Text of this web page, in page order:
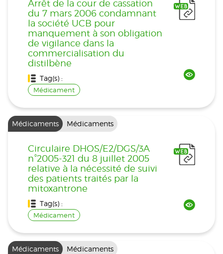
Arrêt de la cour de cassation
du 7 mars 2006 condamnant
la société UCB pour
manquement à son obligation
de vigilance dans la
commercialisation du
distilbène
Tag(s) :
Médicament
Médicaments Médicaments
Circulaire DHOS/E2/DGS/3A
n°2005-321 du 8 juillet 2005
relative à la nécessité de suivi
des patients traités par la
mitoxantrone
Tag(s) :
Médicament
Médicaments Médicaments